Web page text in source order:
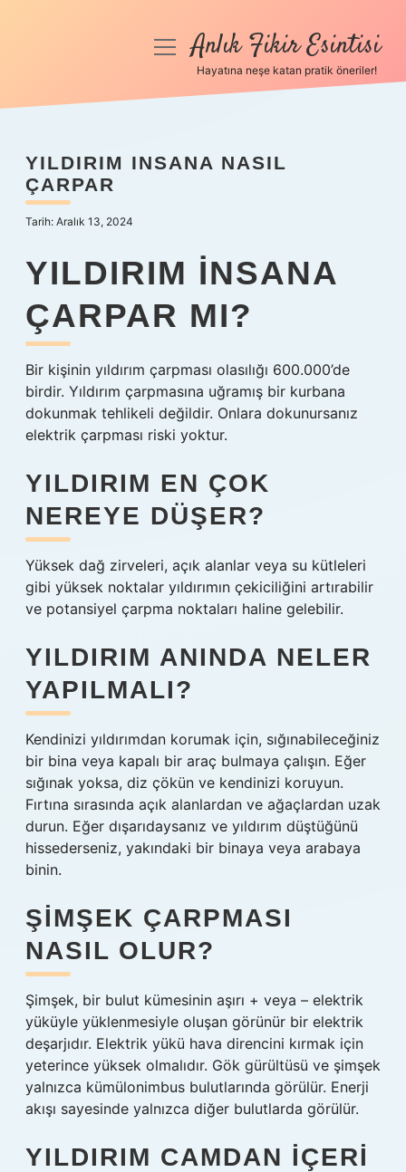
Anasayfa
Yasal Uyarı
Hakkımızda
menüyüAnlık Fikir Esintisi
Hayatına neşe katan pratik öneriler!
YILDIRIM INSANA NASIL
ÇARPAR
Tarih: Aralık 13, 2024
YILDIRIM INSANA
ÇARPAR MI?
Bir kişinin yıldırım çarpması olasılığı 600.000’de
birdir. Yıldırım çarpmasına uğramış bir kurbana
dokunmak tehlikeli değildir. Onlara dokunursanız
elektrik çarpması riski yoktur.
YILDIRIM EN ÇOK
NEREYE DÜŞER?
Yüksek dağ zirveleri, açık alanlar veya su kütleleri
gibi yüksek noktalar yıldırımın çekiciliğini artırabilir
ve potansiyel çarpma noktaları haline gelebilir.
YILDIRIM ANINDA NELER
YAPILMALI?
Kendinizi yıldırımdan korumak için, sığınabileceğiniz
bir bina veya kapalı bir araç bulmaya çalışın. Eğer
sığınak yoksa, diz çökün ve kendinizi koruyun.
Fırtına sırasında açık alanlardan ve ağaçlardan uzak
durun. Eğer dışarıdaysanız ve yıldırım düştüğünü
hissederseniz, yakındaki bir binaya veya arabaya
binin.
ŞIMŞEK ÇARPMASI
NASIL OLUR?
Şimşek, bir bulut kümesinin aşırı + veya – elektrik
yüküyle yüklenmesiyle oluşan görünür bir elektrik
deşarjıdır. Elektrik yükü hava direncini kırmak için
yeterince yüksek olmalıdır. Gök gürültüsü ve şimşek
yalnızca kümülonimbus bulutlarında görülür. Enerji
akışı sayesinde yalnızca diğer bulutlarda görülür.
YILDIRIM CAMDAN IÇERI